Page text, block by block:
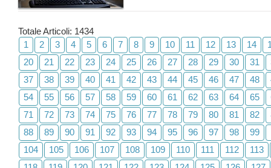
Totale Articoli: 1434
1
2 3 4 5 6 7 8 9 10 11 12 13 14
20
21 22 23 24 25 26 27 28 29 30 31
37
38 39 40 41 42 43 44 45 46 47 48
54
55 56 57 58 59 60 61 62 63 64 65
71
72 73 74 75 76 77 78 79 80 81 82
88
89 90 91 92 93 94 95 96 97 98 99
104
105 106 107 108 109 110 111 112
113